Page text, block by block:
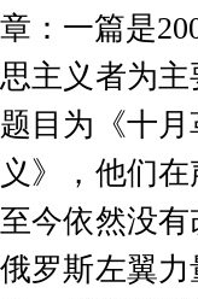
章：一篇是
思主义者为
题目为《十
义》，他们
至今依然没
俄罗斯左翼